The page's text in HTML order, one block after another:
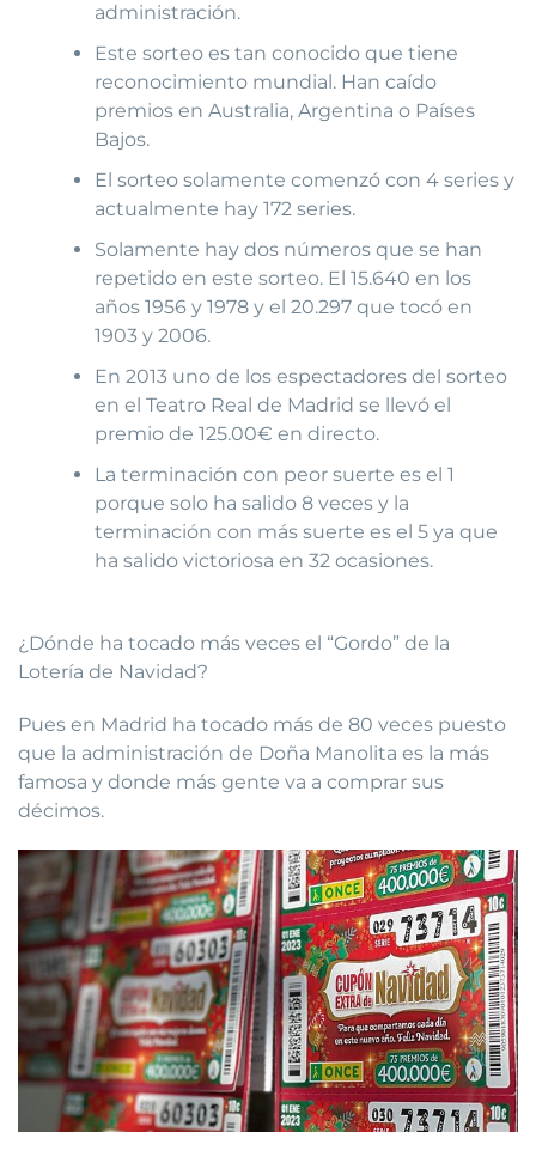
administración.
Este sorteo es tan conocido que tiene
reconocimiento mundial. Han caído
premios en Australia, Argentina o Países
Bajos.
El sorteo solamente comenzó con 4 series y
actualmente hay 172 series.
Solamente hay dos números que se han
repetido en este sorteo. El 15.640 en los
años 1956 y 1978 y el 20.297 que tocó en
1903 y 2006.
En 2013 uno de los espectadores del sorteo
en el Teatro Real de Madrid se llevó el
premio de 125.00€ en directo.
La terminación con peor suerte es el 1
porque solo ha salido 8 veces y la
terminación con más suerte es el 5 ya que
ha salido victoriosa en 32 ocasiones.
¿Dónde ha tocado más veces el “Gordo” de la
Lotería de Navidad?
Pues en Madrid ha tocado más de 80 veces puesto
que la administración de Doña Manolita es la más
famosa y donde más gente va a comprar sus
décimos.